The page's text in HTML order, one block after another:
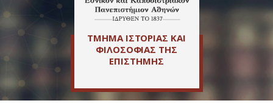
ΤΜΗΜΑ ΙΣΤΟΡΙΑΣ ΚΑΙ
ΦΙΛΟΣΟΦΙΑΣ ΤΗΣ
ΕΠΙΣΤΗΜΗΣ